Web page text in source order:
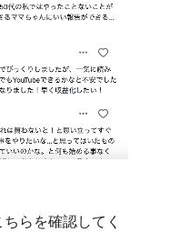
らを確認してく